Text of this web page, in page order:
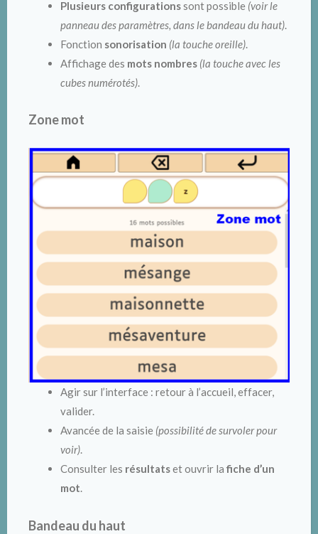
Plusieurs configurationssont possible (voir le
panneau des paramètres, dans le bandeau du haut).
Fonction sonorisation (la touche oreille).
Affichage des mots nombres (la touche avec les
cubes numérotés).
Zone mot
Agir sur l’interface : retour à l’accueil, effacer,
valider.
Avancée de la saisie (possibilité de survoler pour
voir).
Consulter les résultatset ouvrir la fiche d’un
mot.
Bandeau du haut